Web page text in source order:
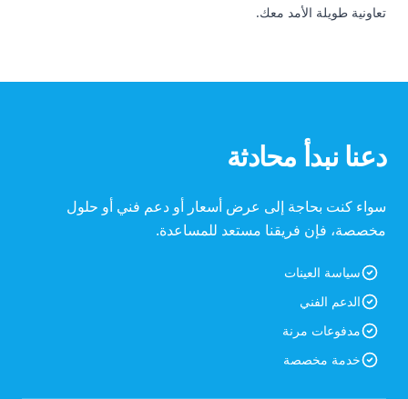
تعاونية طويلة الأمد معك.
دعنا نبدأ محادثة
سواء كنت بحاجة إلى عرض أسعار أو دعم فني أو حلول
مخصصة، فإن فريقنا مستعد للمساعدة.
سياسة العينات
الدعم الفني
مدفوعات مرنة
خدمة مخصصة